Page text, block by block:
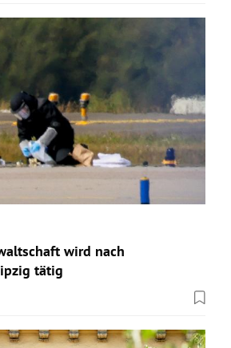
wird nach
tätig